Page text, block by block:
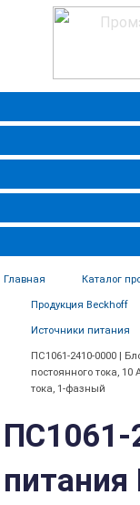
Главная Каталог
Продукция Beckhoff
Источники питания
ПС1061-2410-0000 |
постоянного тока, 10
тока, 1-фазный
ПС1061-